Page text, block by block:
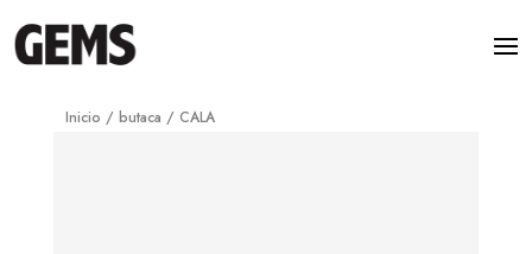
Inicio / butaca / CALA